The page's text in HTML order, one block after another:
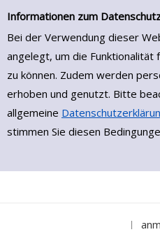
Einfache Suche
Informationen zum
Bei der Verwendung dieser
angelegt, um die Funktionalität
zu können. Zudem werden
erhoben und genutzt. Bitte
allgemeine
stimmen Sie diesen